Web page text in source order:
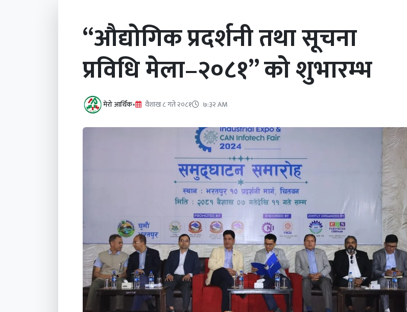
“औद्योगिक प्रदर्शनी तथा सूचना
प्रविधि मेला–२०८१” को शुभारम्भ
मेरो आर्थिक• वैशाख ८ गते २०८१ ७:३२ AM